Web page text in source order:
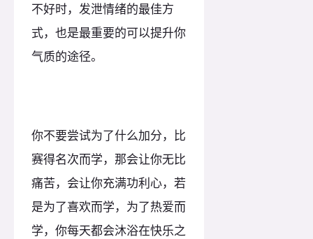
不好时，发泄情绪的最佳方
式，也是最重要的可以提升你
气质的途径。
你不要尝试为了什么加分，比
赛得名次而学，那会让你无比
痛苦，会让你充满功利心，若
是为了喜欢而学，为了热爱而
学，你每天都会沐浴在快乐之